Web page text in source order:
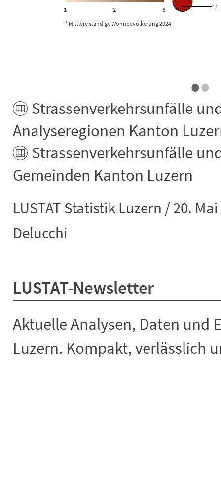
* Mittlere ständige Wohnbevölkerung 2024
1 2 3 11
••
Strassenverkehrsunfälle
Analyseregionen Kanton
Strassenverkehrsunfälle
Gemeinden Kanton Luzern
LUSTAT Statistik Luzern / 20.
Delucchi
LUSTAT-Newsletter
Aktuelle Analysen, Daten und
Luzern. Kompakt, verlässlich